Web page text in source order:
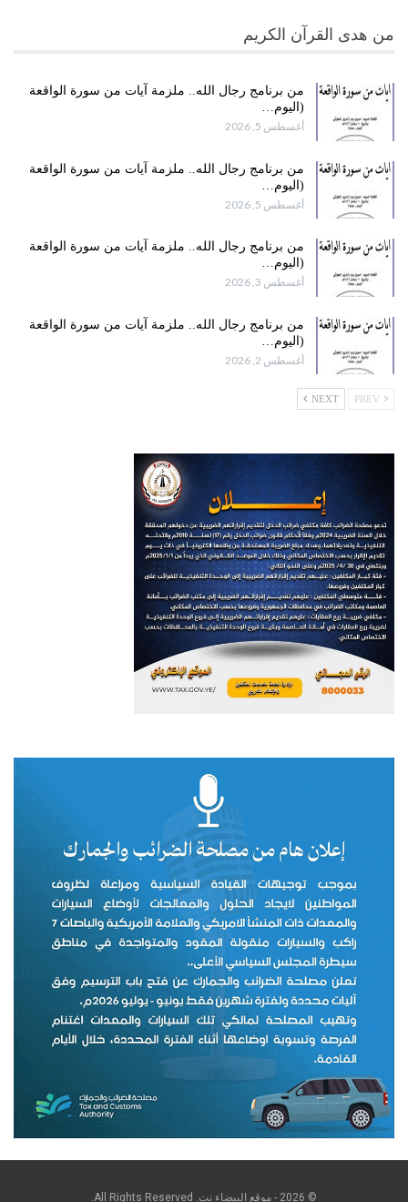
من هدى القرآن الكريم
من برنامج رجال الله.. ملزمة آيات من سورة الواقعة
(اليوم…
أغسطس 5, 2026
من برنامج رجال الله.. ملزمة آيات من سورة الواقعة
(اليوم…
أغسطس 5, 2026
من برنامج رجال الله.. ملزمة آيات من سورة الواقعة
(اليوم…
أغسطس 3, 2026
من برنامج رجال الله.. ملزمة آيات من سورة الواقعة
(اليوم…
أغسطس 2, 2026
NEXT
© 2026 - موقع البيضاء نت. All Rights Reserved.